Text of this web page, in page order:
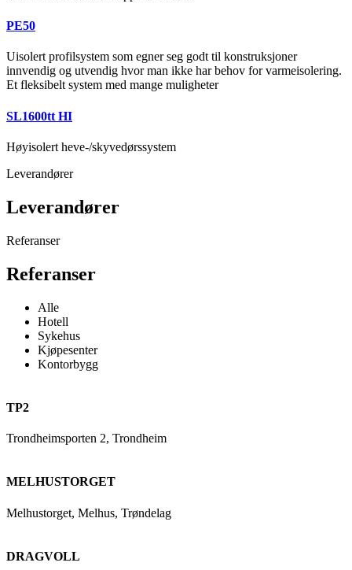
PE50
Uisolert profilsystem som egner seg godt til konstruksjoner
innvendig og utvendig hvor man ikke har behov for varmeisolering.
Et fleksibelt system med mange muligheter
SL1600tt HI
Høyisolert heve-/skyvedørssystem
Leverandører
Leverandører
Referanser
Referanser
Alle
Hotell
Sykehus
Kjøpesenter
Kontorbygg
TP2
Trondheimsporten 2, Trondheim
MELHUSTORGET
Melhustorget, Melhus, Trøndelag
DRAGVOLL